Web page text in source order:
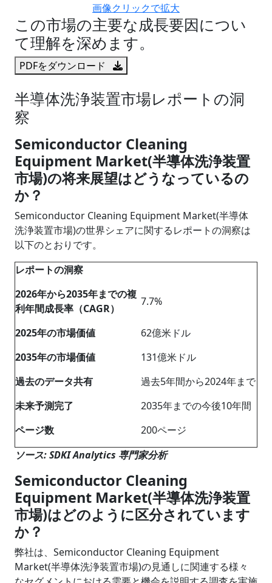
画像クリックで拡大
この市場の主要な成長要因につい
て理解を深めます。
PDFをダウンロード
半導体洗浄装置市場レポートの洞
察
Semiconductor Cleaning
Equipment Market(半導体洗浄装置
市場)の将来展望はどうなっているの
か？
Semiconductor Cleaning Equipment Market(半導体
洗浄装置市場)の世界シェアに関するレポートの洞察は
以下のとおりです。
レポートの洞察
2026年から2035年までの複
利年間成長率（CAGR）
7.7%
2025年の市場価値
62億米ドル
2035年の市場価値
131億米ドル
過去のデータ共有
過去5年間から2024年まで
未来予測完了
2035年までの今後10年間
ページ数
200ページ
ソース: SDKI Analytics 専門家分析
Semiconductor Cleaning
Equipment Market(半導体洗浄装置
市場)はどのように区分されています
か？
弊社は、Semiconductor Cleaning Equipment
Market(半導体洗浄装置市場)の見通しに関連する様々